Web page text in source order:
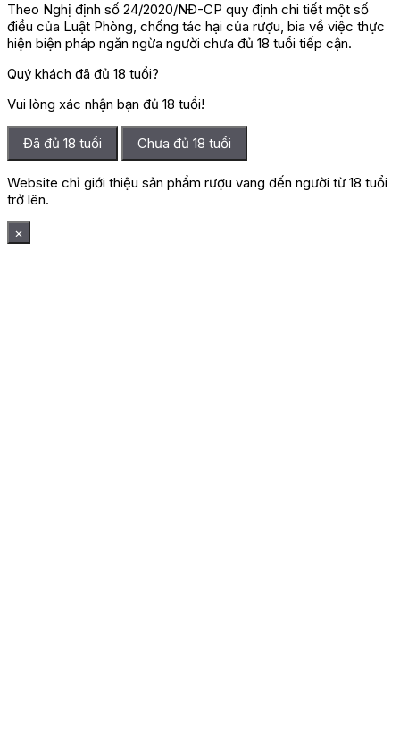
Theo Nghị định số 24/2020/NĐ-CP quy định chi tiết một số
điều của Luật Phòng, chống tác hại của rượu, bia về việc thực
hiện biện pháp ngăn ngừa người chưa đủ 18 tuổi tiếp cận.
Quý khách đã đủ 18 tuổi?
Vui lòng xác nhận bạn đủ 18 tuổi!
Đã đủ 18 tuổi Chưa đủ 18 tuổi
Website chỉ giới thiệu sản phẩm rượu vang đến người từ 18 tuổi
trở lên.
×